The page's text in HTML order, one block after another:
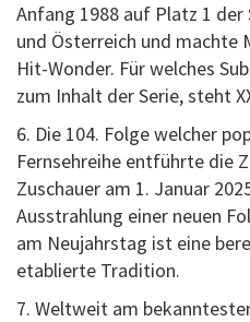
Anfang 1988 auf Platz 1
und Österreich und machte
Hit-Wonder. Für welches
zum Inhalt der Serie, steht
6. Die 104. Folge welcher
Fernsehreihe entführte die
Zuschauer am 1. Januar
Ausstrahlung einer neuen
am Neujahrstag ist eine
etablierte Tradition.
7. Weltweit am